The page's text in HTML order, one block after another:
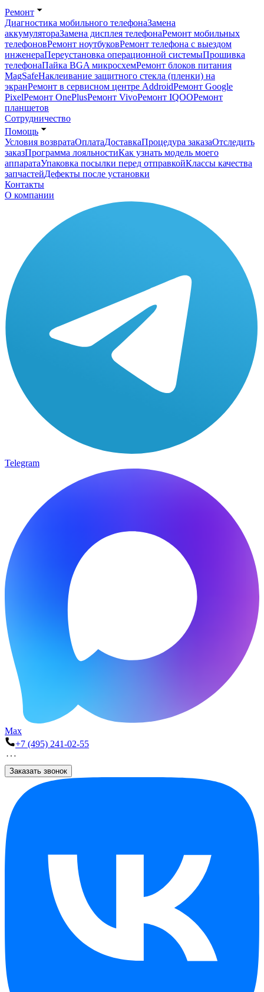
Ремонт
Диагностика мобильного телефонаЗамена
аккумулятораЗамена дисплея телефонаРемонт мобильных
телефоновРемонт ноутбуковРемонт телефона с выездом
инженераПереустановка операционной системыПрошивка
телефонаПайка BGA микросхемРемонт блоков питания
MagSafeНаклеивание защитного стекла (пленки) на
экранРемонт в сервисном центре AddroidРемонт Google
PixelРемонт OnePlusРемонт VivoРемонт IQOOРемонт
планшетов
Сотрудничество
Помощь
Условия возвратаОплатаДоставкаПроцедура заказаОтследить
заказПрограмма лояльностиКак узнать модель моего
аппаратаУпаковка посылки перед отправкойКлассы качества
запчастейДефекты после установки
Контакты
О компании
Telegram
Max
+7 (495) 241-02-55
Заказать звонок